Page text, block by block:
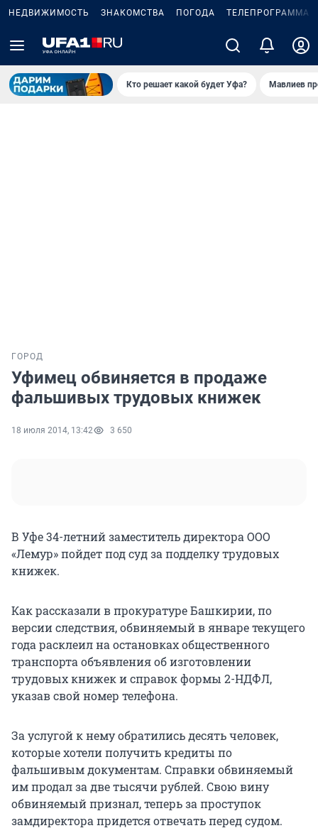
НЕДВИЖИМОСТЬ ЗНАКОМСТВА ПОГОДА ТЕЛЕПРОГРАММА
Кто решает какой будет Уфа? Мавлиев
ГОРОД
Уфимец обвиняется в продаже
фальшивых трудовых книжек
18 июля 2014, 13:42 3 650
В Уфе 34-летний заместитель директора ООО
«Лемур» пойдет под суд за подделку трудовых
книжек.
Как рассказали в прокуратуре Башкирии, по
версии следствия, обвиняемый в январе текущего
года расклеил на остановках общественного
транспорта объявления об изготовлении
трудовых книжек и справок формы 2-НДФЛ,
указав свой номер телефона.
За услугой к нему обратились десять человек,
которые хотели получить кредиты по
фальшивым документам. Справки обвиняемый
им продал за две тысячи рублей. Свою вину
обвиняемый признал, теперь за проступок
замдиректора придется отвечать перед судом.